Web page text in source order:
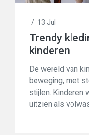
/ 13 Jul
Trendy
kinderen
De wereld van
beweging, met
stijlen. Kinderen
uitzien als